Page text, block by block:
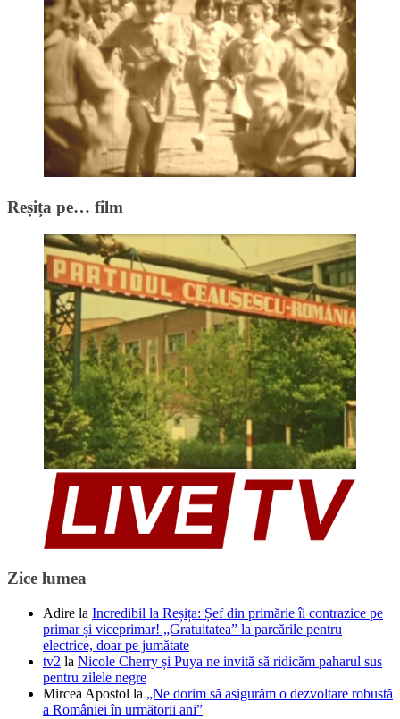
Reșița pe… film
Zice lumea
Adire la Incredibil la Reșița: Șef din primărie îi contrazice pe
primar și viceprimar! „Gratuitatea” la parcările pentru
electrice, doar pe jumătate
tv2 la Nicole Cherry și Puya ne invită să ridicăm paharul sus
pentru zilele negre
Mircea Apostol la „Ne dorim să asigurăm o dezvoltare robustă
a României în următorii ani”